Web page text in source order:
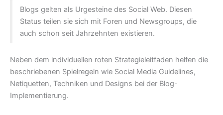
Blogs gelten als Urgesteine des Social Web. Diesen
Status teilen sie sich mit Foren und Newsgroups, die
auch schon seit Jahrzehnten existieren.
Neben dem individuellen roten Strategieleitfaden helfen die
beschriebenen Spielregeln wie Social Media Guidelines,
Netiquetten, Techniken und Designs bei der Blog-
Implementierung.